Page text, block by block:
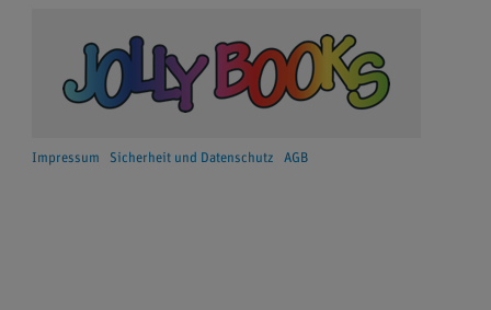
Impressum Sicherheit und Datenschutz AGB